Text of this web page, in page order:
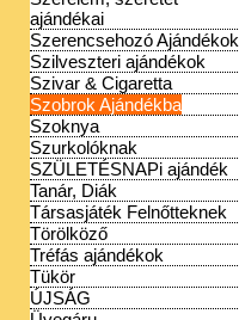
ajándékai
Szerencsehozó Ajándékok
Szilveszteri ajándékok
Szivar & Cigaretta
Szobrok Ajándékba
Szoknya
Szurkolóknak
SZÜLETÉSNAPi ajándék
Tanár, Diák
Társasjáték Felnőtteknek
Törölköző
Tréfás ajándékok
Tükör
ÚJSÁG